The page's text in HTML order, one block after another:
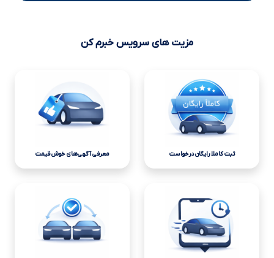
مزیت های سرویس خبرم کن
ثبت کاملا رایگان درخواست معرفی آگهی‌های خوش قیمت